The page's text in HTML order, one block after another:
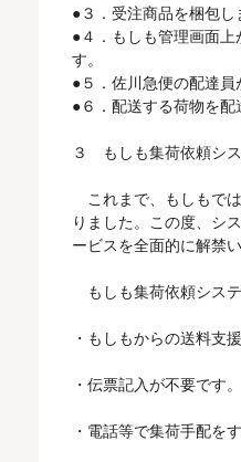
●３．受注商品を梱包し
●４．もしも管理画面
す。
●５．佐川急便の配達
●６．配送する荷物を
３ もしも集荷依頼シ
これまで、もしもで
りました。この度、シ
ービスを全面的に解禁
もしも集荷依頼シス
・もしもからの送料支
・伝票記入が不要です。
・電話等で集荷手配を